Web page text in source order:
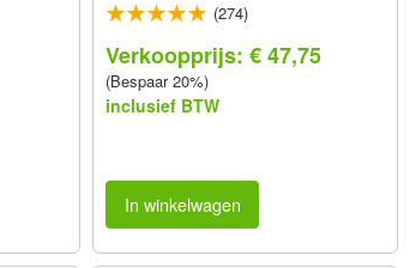
(274)
Verkoopprijs: € 47,75
(Bespaar 20%)
inclusief BTW
In winkelwagen